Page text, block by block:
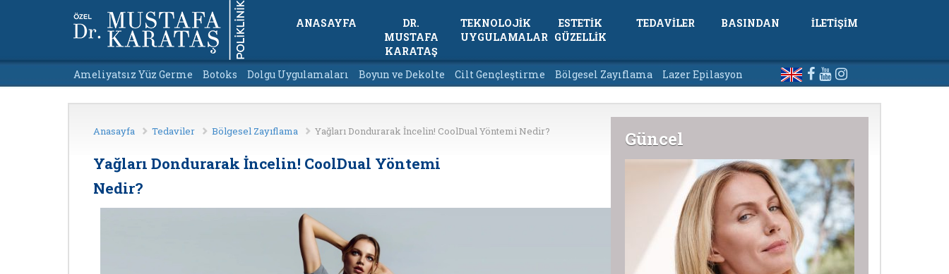
ANASAYFA
DR.
MUSTAFA
KARATAŞ
TEKNOLOJİK
UYGULAMALAR
ESTETİK
GÜZELLİK
TEDAVİLER BASINDAN İLETİŞİM
Ameliyatsız Yüz Germe Botoks Dolgu Uygulamaları Boyun ve Dekolte Cilt Gençleştirme Bölgesel Zayıflama Lazer Epilasyon
Anasayfa Tedaviler Bölgesel Zayıflama Yağları Dondurarak İncelin! CoolDual Yöntemi Nedir?
Yağları Dondurarak İncelin! CoolDual Yöntemi
Nedir?
Güncel